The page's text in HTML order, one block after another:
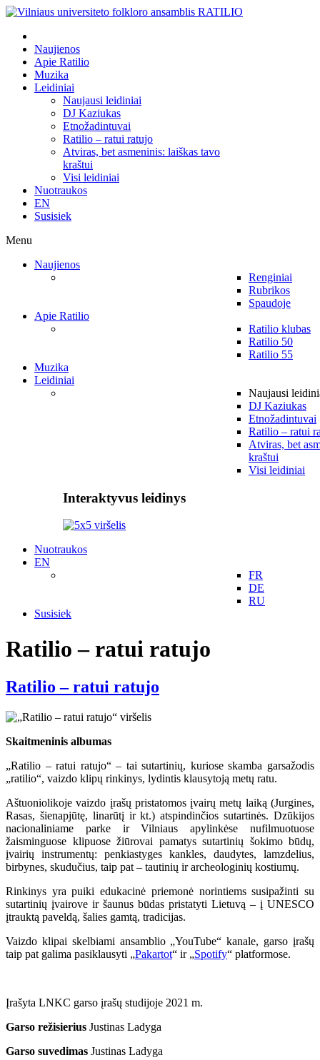
Naujienos
Apie Ratilio
Muzika
Leidiniai
Naujausi leidiniai
DJ Kaziukas
Etnožadintuvai
Ratilio – ratui ratujo
Atviras, bet asmeninis: laiškas tavo
kraštui
Visi leidiniai
Nuotraukos
EN
Susisiek
Menu
Naujienos
Renginiai
Rubrikos
Spaudoje
Apie Ratilio
Ratilio klubas
Ratilio 50
Ratilio 55
Muzika
Leidiniai
Naujausi
DJ Kaziukas
Etnožadintuvai
Ratilio – ratui
Atviras, bet
kraštui
Visi leidiniai
Interaktyvus leidinys
Nuotraukos
EN
FR
DE
RU
Susisiek
Ratilio – ratui ratujo
Ratilio – ratui ratujo
Skaitmeninis albumas
„Ratilio – ratui ratujo“ – tai sutartinių, kuriose skamba garsažodis
„ratilio“, vaizdo klipų rinkinys, lydintis klausytoją metų ratu.
Aštuoniolikoje vaizdo įrašų pristatomos įvairų metų laiką (Jurgines,
Rasas, šienapjūtę, linarūtį ir kt.) atspindinčios sutartinės. Dzūkijos
nacionaliniame parke ir Vilniaus apylinkėse nufilmuotuose
žaisminguose klipuose žiūrovai pamatys sutartinių šokimo būdų,
įvairių instrumentų: penkiastyges kankles, daudytes, lamzdelius,
birbynes, skudučius, taip pat – tautinių ir archeologinių kostiumų.
Rinkinys yra puiki edukacinė priemonė norintiems susipažinti su
sutartinių įvairove ir šaunus būdas pristatyti Lietuvą – į UNESCO
įtrauktą paveldą, šalies gamtą, tradicijas.
Vaizdo klipai skelbiami ansamblio „YouTube“ kanale, garso įrašų
taip pat galima pasiklausyti „Pakartot“ ir „Spotify“ platformose.
Įrašyta LNKC garso įrašų studijoje 2021 m.
Garso režisierius Justinas Ladyga
Garso suvedimas Justinas Ladyga